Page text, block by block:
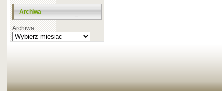
Archiwa
Archiwa